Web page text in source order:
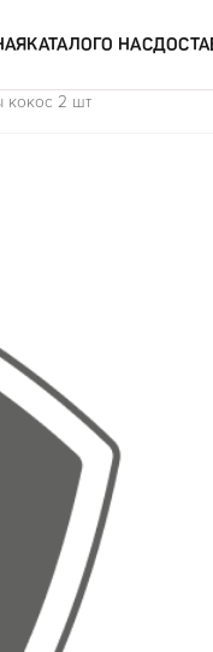
КАТАЛОГО НАС
кокос 2 шт